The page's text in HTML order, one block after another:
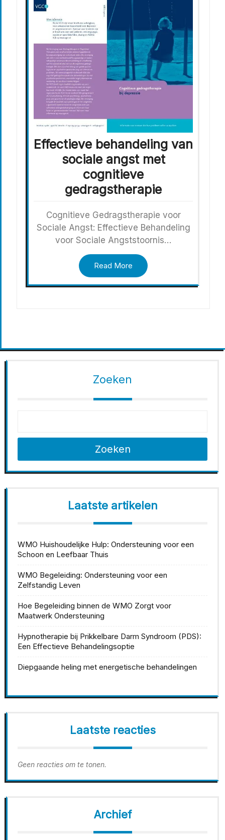
Effectieve behandeling van
sociale angst met
cognitieve
gedragstherapie
Cognitieve Gedragstherapie voor
Sociale Angst: Effectieve Behandeling
voor Sociale Angststoornis…
Read More
Zoeken
Zoeken
Laatste artikelen
WMO Huishoudelijke Hulp: Ondersteuning voor een
Schoon en Leefbaar Thuis
WMO Begeleiding: Ondersteuning voor een
Zelfstandig Leven
Hoe Begeleiding binnen de WMO Zorgt voor
Maatwerk Ondersteuning
Hypnotherapie bij Prikkelbare Darm Syndroom (PDS):
Een Effectieve Behandelingsoptie
Diepgaande heling met energetische behandelingen
Laatste reacties
Geen reacties om te tonen.
Archief